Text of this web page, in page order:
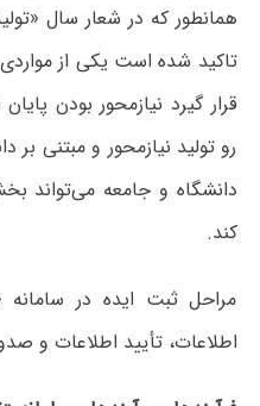
همانطور که در شعار سال
تاکید شده است یکی از
قرار گیرد نیازمحور بودن
رو تولید نیازمحور و مبتنی
دانشگاه و جامعه می‌تواند
کند.
مراحل ثبت ایده در سامانه
اطلاعات، تأیید اطلاعات و